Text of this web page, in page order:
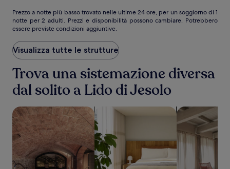
Prezzo
a
notte
più
basso
trovato
nelle
ultime
24
ore,
un
soggiorno
di
1
notte
per
Prezzo a notte più basso trovato nelle ultime 24 ore, per un soggiorno di 1
notte per 2 adulti. Prezzi e disponibilità possono cambiare. Potrebbero
essere previste condizioni aggiuntive.
Visualizza tutte le strutture
Trova una sistemazione diversa
dal solito a Lido di Jesolo
cerca strutture con spacerca aparthotel cerca